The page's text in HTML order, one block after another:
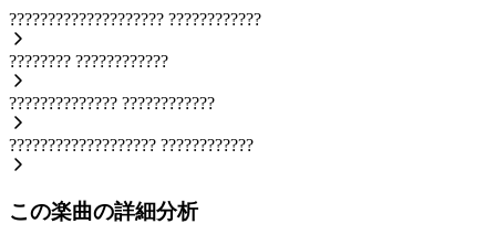
???????????????????? ????????????
???????? ????????????
?????????????? ????????????
??????????????????? ????????????
この楽曲の詳細分析